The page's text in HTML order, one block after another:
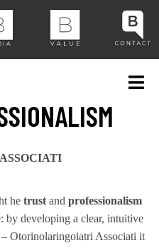
he trust and professionalism
by developing a clear, intuitive
Otorinolaringoiatri Associati it